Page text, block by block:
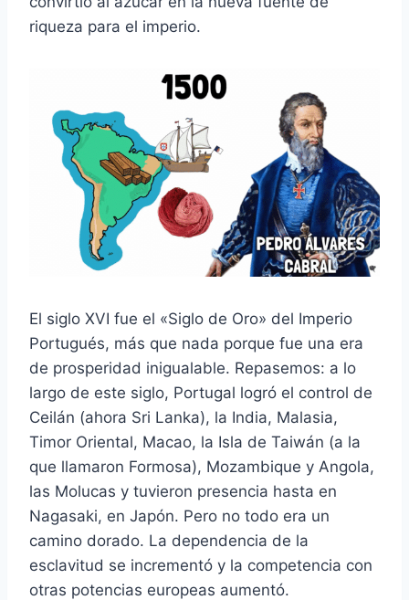
riqueza para el imperio.
El siglo XVI fue el «Siglo de Oro» del Imperio
Portugués, más que nada porque fue una era
de prosperidad inigualable. Repasemos: a lo
largo de este siglo, Portugal logró el control de
Ceilán (ahora Sri Lanka), la India, Malasia,
Timor Oriental, Macao, la Isla de Taiwán (a la
que llamaron Formosa), Mozambique y Angola,
las Molucas y tuvieron presencia hasta en
Nagasaki, en Japón. Pero no todo era un
camino dorado. La dependencia de la
esclavitud se incrementó y la competencia con
otras potencias europeas aumentó.